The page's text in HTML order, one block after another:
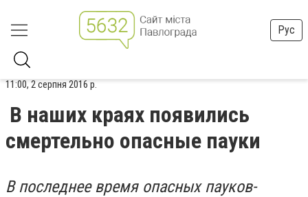
Рус
11:00, 2 серпня 2016 р.
В наших краях появились
смертельно опасные пауки
В последнее время опасных пауков-